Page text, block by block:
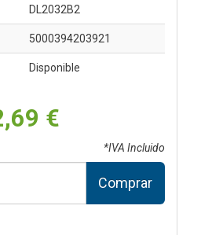
DL2032B2
5000394203921
Disponible
€
*IVA Incluido
Comprar